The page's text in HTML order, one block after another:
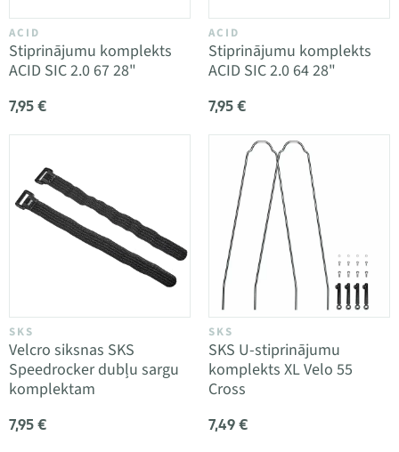
ACID
Stiprinājumu komplekts
ACID SIC 2.0 67 28"
7,95 €
ACID
Stiprinājumu komplekts
ACID SIC 2.0 64 28"
7,95 €
SKS
Velcro siksnas SKS
Speedrocker dubļu sargu
komplektam
7,95 €
SKS
SKS U-stiprinājumu
komplekts XL Velo 55
Cross
7,49 €